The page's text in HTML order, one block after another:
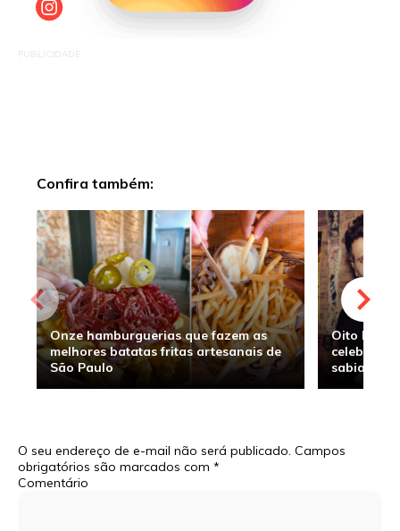
PUBLICIDADE
Confira também:
Onze hamburguerias que fazem as
melhores batatas fritas artesanais de
São Paulo
Oito
sabia
O seu endereço de e-mail não será publicado. Campos
obrigatórios são marcados com *
Comentário